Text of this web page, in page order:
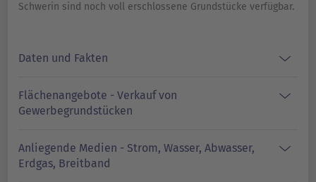
Schwerin sind noch voll erschlossene Grundstücke verfügbar.
Daten und Fakten
Flächenangebote - Verkauf von
Gewerbegrundstücken
Anliegende Medien - Strom, Wasser, Abwasser,
Erdgas, Breitband